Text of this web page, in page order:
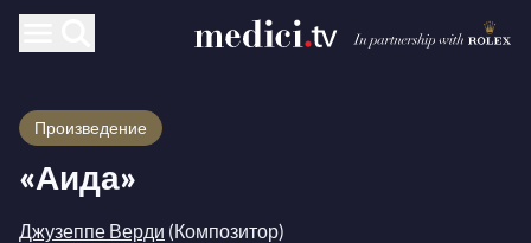
Произведение
«Аида»
Джузеппе Верди (Композитор)